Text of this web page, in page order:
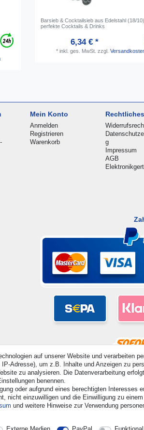
Barsieb & Cocktailsieb aus Edelstahl (18/
perfekte Cocktails & Drinks
6,34 € *
* inkl. ges. MwSt. zzgl.
Mein Konto
Anmelden
Registrieren
Warenkorb
Rechtliches
g
Impressum
AGB
Rechte vorbehalten. - Alle Rechte vorbehalten. Preisangaben inkl.
auf unserer Website und verarbeiten
Adresse), um z.B. Inhalte und Anzeigen zu
zu analysieren. Die Datenverarbeitung
benennen.
oder aufgrund eines berechtigten Interesses
nicht einzuwilligen und die Einwilligung zu
und weitere Hinweise zur Verwendung